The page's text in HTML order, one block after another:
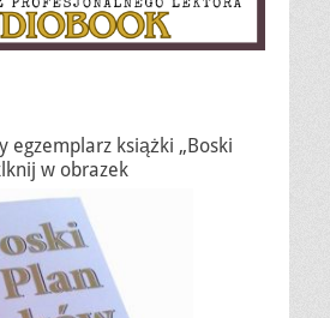
egzemplarz książki „Boski
w obrazek